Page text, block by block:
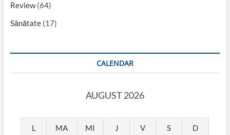
Review(64)
Sănătate(17)
CALENDAR
AUGUST 2026
L MA MI J V S D